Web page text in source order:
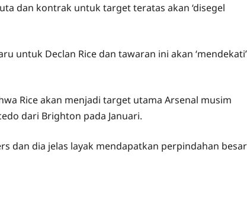
dan kontrak untuk target teratas akan ‘disegel
untuk Declan Rice dan tawaran ini akan ‘mendekati’
Rice akan menjadi target utama Arsenal musim
dari Brighton pada Januari.
dan dia jelas layak mendapatkan perpindahan besar